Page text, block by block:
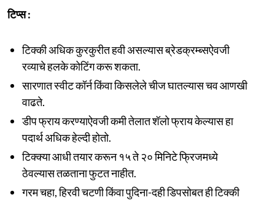
टिप्स :
टिक्की अधिक कुरकुरीत हवी असल्यास ब्रेडक्रम्ब्सऐवजी
रव्याचे हलके कोटिंग करू शकता.
सारणात स्वीट कॉर्न किंवा किसलेले चीज घातल्यास चव आणखी
वाढते.
डीप फ्राय करण्याऐवजी कमी तेलात शॅलो फ्राय केल्यास हा
पदार्थ अधिक हेल्दी होतो.
टिक्क्या आधी तयार करून १५ ते २० मिनिटे फ्रिजमध्ये
ठेवल्यास तळताना फुटत नाहीत.
गरम चहा, हिरवी चटणी किंवा पुदिना-दही डिपसोबत ही टिक्की